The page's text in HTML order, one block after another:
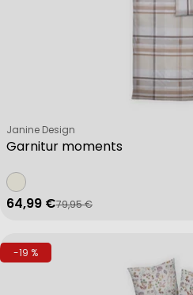
Garnitur moments
Verkäufer:
Janine Design
Verkaufspreis
64,99 €
Regulärer Preis
79,95 €
-19 %